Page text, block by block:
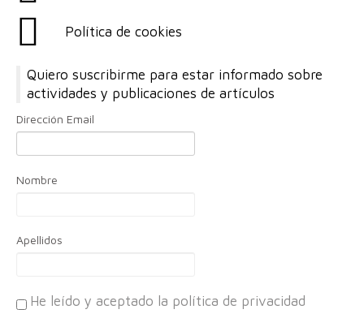
Política de cookies
Quiero suscribirme para estar informado sobre
actividades y publicaciones de artículos
Dirección Email
Nombre
Apellidos
He leído y aceptado la política de privacidad